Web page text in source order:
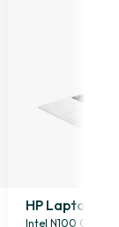
HP Laptop
Intel N100 0.9GHz